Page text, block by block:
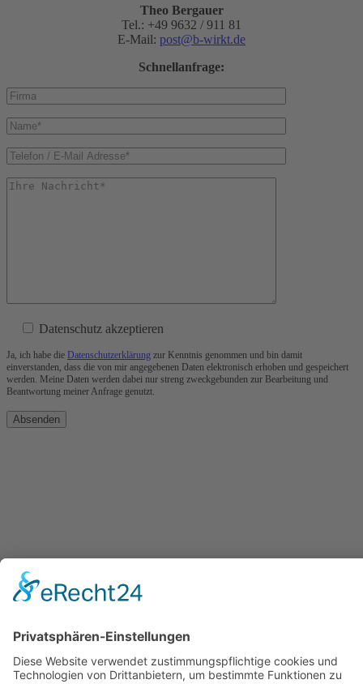
Theo Bergauer
Tel.: +49 9632 / 911 81
E-Mail: post@b-wirkt.de
Schnellanfrage:
Datenschutz akzeptieren
Ja, ich habe die Datenschutzerklärung zur Kenntnis genommen und bin damit
einverstanden, dass die von mir angegebenen Daten elektronisch erhoben und gespeichert
werden. Meine Daten werden dabei nur streng zweckgebunden zur Bearbeitung und
Beantwortung meiner Anfrage genutzt.
Absenden